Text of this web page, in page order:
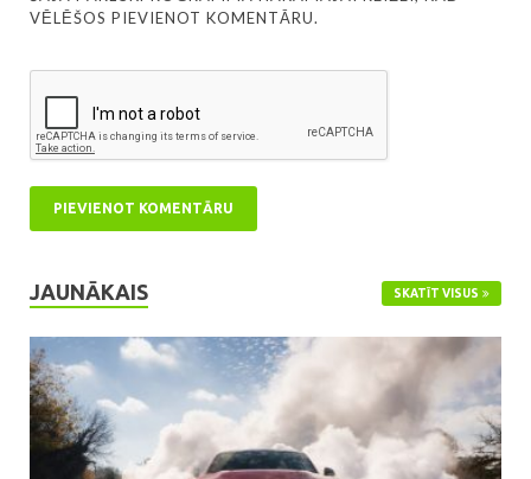
VĒLĒŠOS PIEVIENOT KOMENTĀRU.
JAUNĀKAIS SKATĪT VISUS